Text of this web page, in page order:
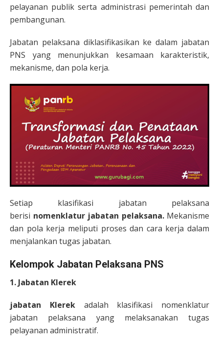
pelayanan publik serta administrasi pemerintah dan
pembangunan.
Jabatan pelaksana diklasifikasikan ke dalam jabatan
PNS yang menunjukkan kesamaan karakteristik,
mekanisme, dan pola kerja.
Setiap klasifikasi jabatan pelaksana
berisi nomenklatur jabatan pelaksana. Mekanisme
dan pola kerja meliputi proses dan cara kerja dalam
menjalankan tugas jabatan.
Kelompok Jabatan Pelaksana PNS
1. Jabatan Klerek
jabatan Klerekadalah klasifikasi nomenklatur
jabatan pelaksana yang melaksanakan tugas
pelayanan administratif.